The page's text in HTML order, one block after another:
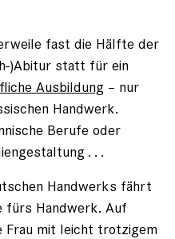
fast die Hälfte der
)Abitur statt für ein
Ausbildung – nur
Handwerk.
Berufe oder
. . .
Handwerks fährt
fürs Handwerk. Auf
Frau mit leicht trotzigem